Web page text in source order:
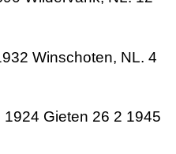
Winschoten, NL. 4
Gieten 26 2 1945